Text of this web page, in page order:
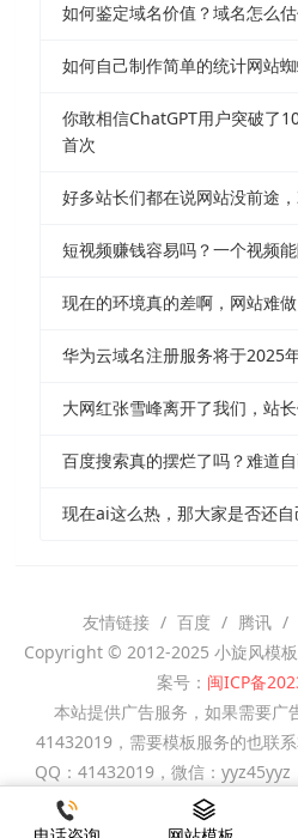
如何鉴定域名价值？域名怎么估
如何自己制作简单的统计网站
你敢相信ChatGPT用户突破了
首次
好多站长们都在说网站没前途
短视频赚钱容易吗？一个视频
现在的环境真的差啊，网站难
华为云域名注册服务将于2025
大网红张雪峰离开了我们，站
百度搜索真的摆烂了吗？难道
现在ai这么热，那大家是否还自
友情链接 百度 腾讯
Copyright © 2012-2025 小旋风模
案号： 闽ICP备
本站提供广告服务，如果需要广
41432019，需要模板服务的也联
QQ：41432019，微信：